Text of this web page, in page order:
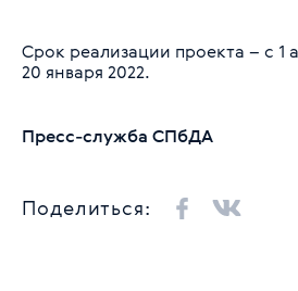
Срок реализации проекта – с 1
20 января 2022.
Пресс-служба СПбДА
Поделиться: